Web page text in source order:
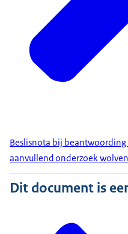
Beslisnota bij beantwoording
aanvullend onderzoek wolven
Dit document is